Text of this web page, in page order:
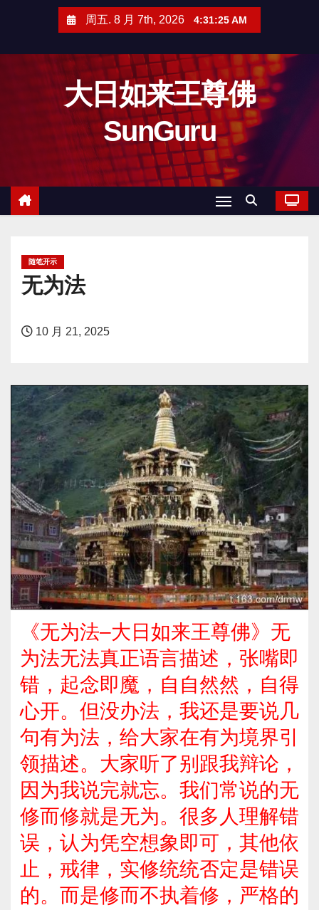
周五. 8 月 7th, 2026 4:31:27 AM
大日如来王尊佛
SunGuru
随笔开示
无为法
10 月 21, 2025
《无为法–大日如来王尊佛》无
为法无法真正语言描述，张嘴即
错，起念即魔，自自然然，自得
心开。但没办法，我还是要说几
句有为法，给大家在有为境界引
领描述。大家听了别跟我辩论，
因为我说完就忘。我们常说的无
修而修就是无为。很多人理解错
误，认为凭空想象即可，其他依
止，戒律，实修统统否定是错误
的。而是修而不执着修，严格的